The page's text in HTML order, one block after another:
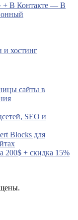
+ В Контакте — В
и хостинг
сайты в
SEO и
Blocks для
200$ + скидка 15%